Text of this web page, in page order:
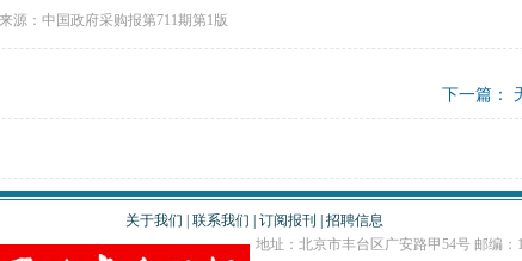
源：中国政府采购报第711期第1版
下一篇：
关于我们 联系我们 订阅报刊
招聘信息
地址：北京市丰台区广安路甲54号 邮编：